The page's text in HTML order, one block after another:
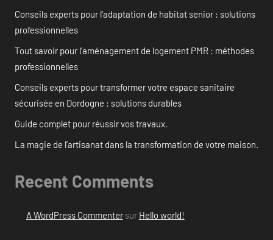
Conseils experts pour l’adaptation de habitat senior : solutions
professionnelles
Tout savoir pour l’aménagement de logement PMR : méthodes
professionnelles
Conseils experts pour transformer votre espace sanitaire
sécurisée en Dordogne : solutions durables
Guide complet pour réussir vos travaux.
La magie de l’artisanat dans la transformation de votre maison.
Recent Comments
A WordPress Commentersur Hello world!